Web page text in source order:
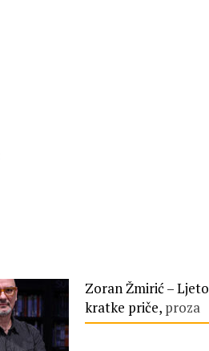
Zoran Žmirić – Ljeto
kratke priče, proza